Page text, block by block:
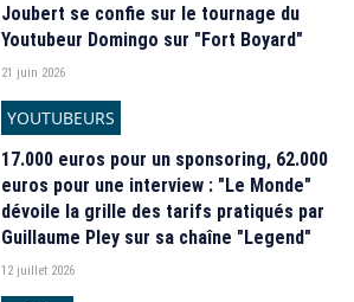
Joubert se confie sur le tournage du
Youtubeur Domingo sur "Fort Boyard"
21 juin 2026
YOUTUBEURS
17.000 euros pour un sponsoring, 62.000
euros pour une interview : "Le Monde"
dévoile la grille des tarifs pratiqués par
Guillaume Pley sur sa chaîne "Legend"
12 juillet 2026